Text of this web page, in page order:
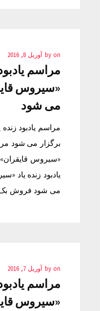
by on آوریل 8, 2016
مراسم
«سیروس
می شود
مراسم یادبود
برگزار می شود
«سیروس
یادبود زنده یاد
می شود فروش بک
by on آوریل 7, 2016
مراسم
«سیروس